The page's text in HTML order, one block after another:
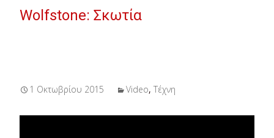
Wolfstone: Σκωτία
1 Οκτωβρίου 2015 Video, Τέχνη